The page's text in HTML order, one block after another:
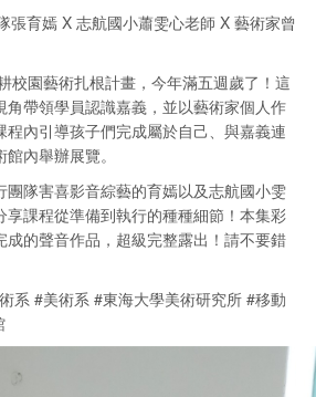
張育嫣 X 志航國小蕭雯心老師 X 藝術家曾
校園藝術扎根計畫，今年滿五週歲了！這
角帶領學員認識嘉義，並以藝術家個人作
內引導孩子們完成屬於自己、與嘉義連
內舉辦展覽。
團隊害喜影音綜藝的育嫣以及志航國小雯
享課程從準備到執行的種種細節！本集彩
成的聲音作品，超級完整露出！請不要錯
系 #美術系 #東海大學美術研究所 #移動